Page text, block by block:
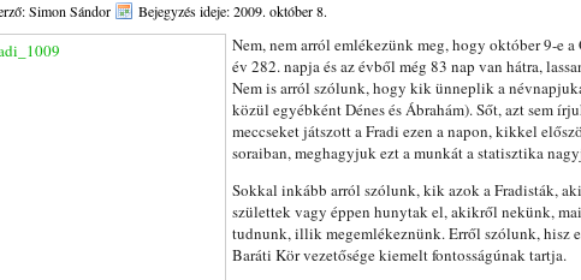
Simon Sándor Bejegyzés ideje: 2009. október 8.
Nem, nem arról emlékezünk meg, hogy október 9-e
év 282. napja és az évből még 83 nap van hátra,
Nem is arról szólunk, hogy kik ünneplik a
közül egyébként Dénes és Ábrahám). Sőt, azt sem
meccseket játszott a Fradi ezen a napon, kikkel
soraiban, meghagyjuk ezt a munkát a statisztika
Sokkal inkább arról szólunk, kik azok a Fradisták,
születtek vagy éppen hunytak el, akikről nekünk,
tudnunk, illik megemlékeznünk. Erről szólunk, hisz
Baráti Kör vezetősége kiemelt fontosságúnak tartja.